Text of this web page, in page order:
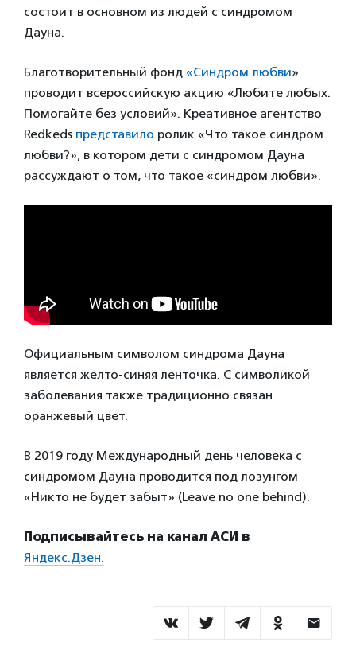
состоит в основном из людей с синдромом
Дауна.
Благотворительный фонд «Синдром любви»
проводит всероссийскую акцию «Любите любых.
Помогайте без условий». Креативное агентство
Redkeds представило ролик «Что такое синдром
любви?», в котором дети с синдромом Дауна
рассуждают о том, что такое «синдром любви».
Официальным символом синдрома Дауна
является желто-синяя ленточка. С символикой
заболевания также традиционно связан
оранжевый цвет.
В 2019 году Международный день человека с
синдромом Дауна проводится под лозунгом
«Никто не будет забыт» (Leave no one behind).
Подписывайтесь на канал АСИ в
Яндекс.Дзен.